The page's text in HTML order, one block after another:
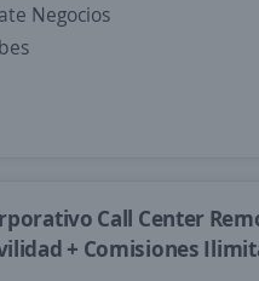
Negocios
Call Center
+ Comisiones